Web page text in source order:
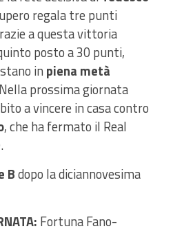
regala tre punti
a questa vittoria
posto a 30 punti,
in piena metà
prossima giornata
a vincere in casa contro
, che ha fermato il Real
Bdopo la diciannovesima
Fortuna Fano-